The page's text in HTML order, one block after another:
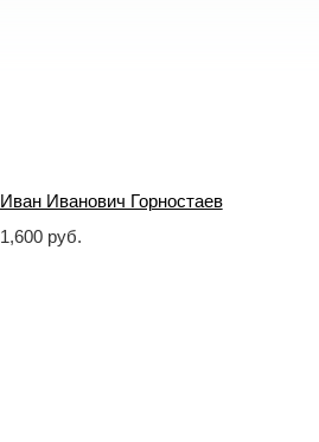
Иван Иванович Горностаев
1,600 руб.